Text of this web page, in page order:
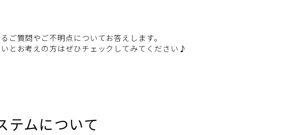
ご質問やご不明点についてお答えします。
とお考えの方はぜひチェックしてみてください♪
テムについて